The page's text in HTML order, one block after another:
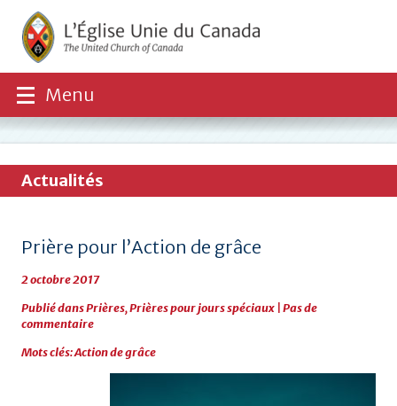
Menu
Actualités
Prière pour l’Action de grâce
2 octobre 2017
Publié dansPrières,Prières pour jours spéciaux Pas de
commentaire
Mots clés:Action de grâce